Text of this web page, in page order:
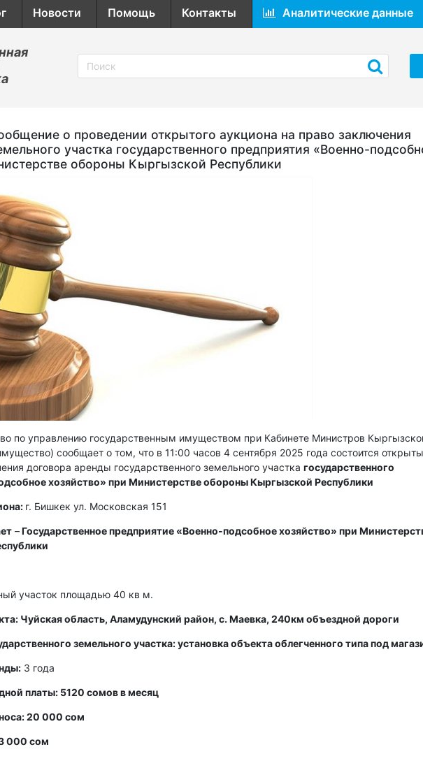
Новости Помощь Контакты Аналитические данные
о проведении открытого аукциона на право заключения
участка государственного предприятия «Военно-
обороны Кыргызской Республики
по управлению государственным имуществом при Кабинете Министров
сообщает о том, что в 11:00 часов 4 сентября 2025 года состоится
договора аренды государственного земельного участка государственного
хозяйство» при Министерстве обороны Кыргызской Республики
г. Бишкек ул. Московская 151
–Государственное предприятие «Военно-подсобное хозяйство» при
участок площадью 40 кв м.
Чуйская область, Аламудунский район, с. Маевка, 240км объездной дороги
земельного участка: установка объекта облегченного типа под
3 года
платы: 5120 сомов в месяц
20 000 сом
000 сом